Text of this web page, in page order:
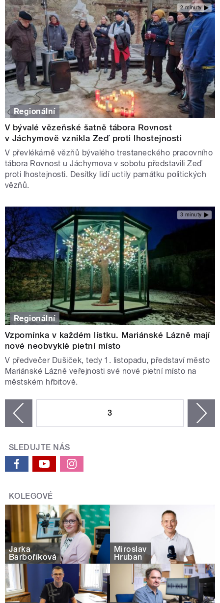
2 minuty
Regionální
V bývalé vězeňské šatně tábora Rovnost
v Jáchymově vznikla Zeď proti lhostejnosti
V převlékárně vězňů bývalého trestaneckého pracovního
tábora Rovnost u Jáchymova v sobotu představili Zeď
proti lhostejnosti. Desítky lidí uctily památku politických
vězňů.
3 minuty
Regionální
Vzpomínka v každém lístku. Mariánské Lázně mají
nové neobvyklé pietní místo
V předvečer Dušiček, tedy 1. listopadu, představí město
Mariánské Lázně veřejnosti své nové pietní místo na
městském hřbitově.
3
SLEDUJTE NÁS
KOLEGOVÉ
Jarka
Barboříková
Miroslav
Hruban